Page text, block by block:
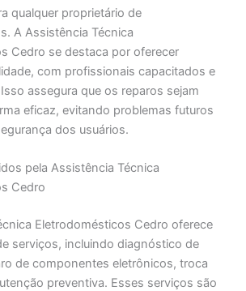
qualquer proprietário de
A Assistência Técnica
Cedro se destaca por oferecer
com profissionais capacitados e
assegura que os reparos sejam
eficaz, evitando problemas futuros
dos usuários.
pela Assistência Técnica
Cedro
Eletrodomésticos Cedro oferece
serviços, incluindo diagnóstico de
de componentes eletrônicos, troca
preventiva. Esses serviços são